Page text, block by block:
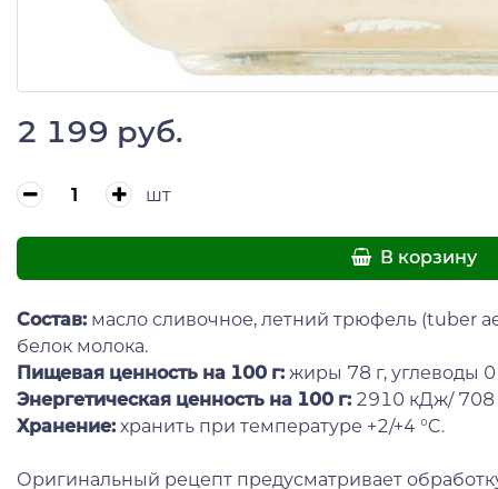
2 199 руб.
шт
В корзину
Состав: масло сливочное, летний трюфель (tuber
белок молока.
Пищевая ценность на 100 г: жиры 78 г, углеводы 0
Энергетическая ценность на 100 г: 2910 кДж/ 708
Хранение: хранить при температуре +2/+4 °C.
Оригинальный рецепт предусматривает